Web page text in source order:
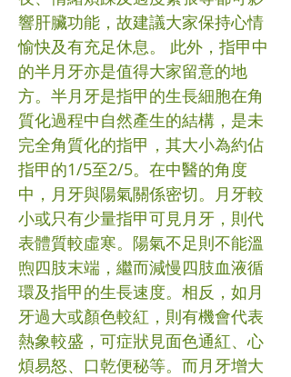
響肝臟功能，故建議大家保持心情
愉快及有充足休息。 此外，指甲中
的半月牙亦是值得大家留意的地
方。半月牙是指甲的生長細胞在角
質化過程中自然產生的結構，是未
完全角質化的指甲，其大小為約佔
指甲的1/5至2/5。在中醫的角度
中，月牙與陽氣關係密切。月牙較
小或只有少量指甲可見月牙，則代
表體質較虛寒。陽氣不足則不能溫
煦四肢末端，繼而減慢四肢血液循
環及指甲的生長速度。相反，如月
牙過大或顏色較紅，則有機會代表
熱象較盛，可症狀見面色通紅、心
煩易怒、口乾便秘等。而月牙增大